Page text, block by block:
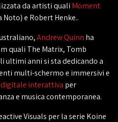
da artisti quali Moment
Noto) e Robert Henke..
Andrew Quinn ha
quali The Matrix, Tomb
ultimi anni si sta dedicando a
multi-schermo e immersivi e
interattiva per
e musica contemporanea.
Visuals per la serie Koine